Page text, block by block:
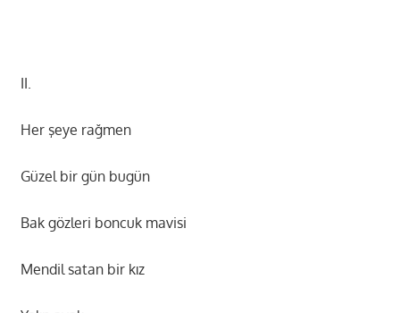
II.
Her şeye rağmen
Güzel bir gün bugün
Bak gözleri boncuk mavisi
Mendil satan bir kız